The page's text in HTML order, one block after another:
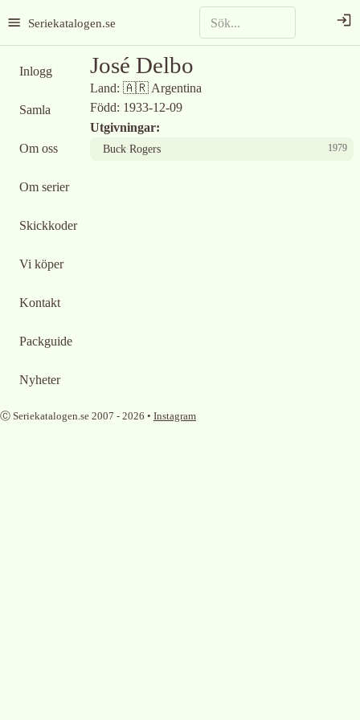
Seriekatalogen.se
Inlogg
Samla
Om oss
Om serier
Skickkoder
Vi köper
Kontakt
Packguide
Nyheter
José Delbo
Land: 🇦🇷 Argentina
Född: 1933-12-09
Utgivningar:
Buck Rogers 1979
Ⓒ Seriekatalogen.se 2007 - 2026 • Instagram